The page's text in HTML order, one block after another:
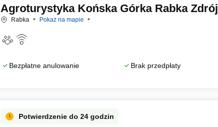
Agroturystyka Końska Górka Rabka Zdrój
Rabka Pokaż na mapie
Bezpłatne anulowanie Brak przedpłaty
Potwierdzenie do 24 godzin